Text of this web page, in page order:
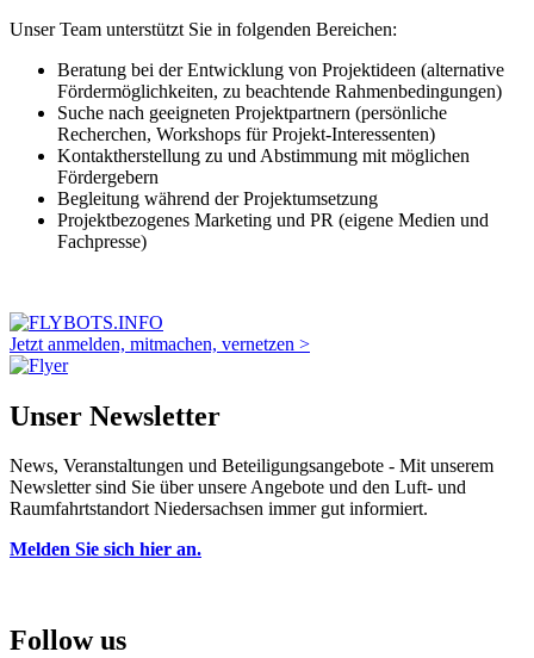
Unser Team unterstützt Sie in folgenden Bereichen:
Beratung bei der Entwicklung von Projektideen (alternative
Fördermöglichkeiten, zu beachtende Rahmenbedingungen)
Suche nach geeigneten Projektpartnern (persönliche
Recherchen, Workshops für Projekt-Interessenten)
Kontaktherstellung zu und Abstimmung mit möglichen
Fördergebern
Begleitung während der Projektumsetzung
Projektbezogenes Marketing und PR (eigene Medien und
Fachpresse)
Jetzt anmelden, mitmachen, vernetzen >
Unser Newsletter
News, Veranstaltungen und Beteiligungsangebote - Mit unserem
Newsletter sind Sie über unsere Angebote und den Luft- und
Raumfahrtstandort Niedersachsen immer gut informiert.
Melden Sie sich hier an.
Follow us